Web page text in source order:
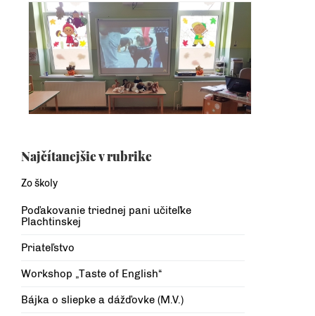
Najčítanejšie v rubrike
Zo školy
Poďakovanie triednej pani učiteľke
Plachtinskej
Priateľstvo
Workshop „Taste of English“
Bájka o sliepke a dážďovke (M.V.)